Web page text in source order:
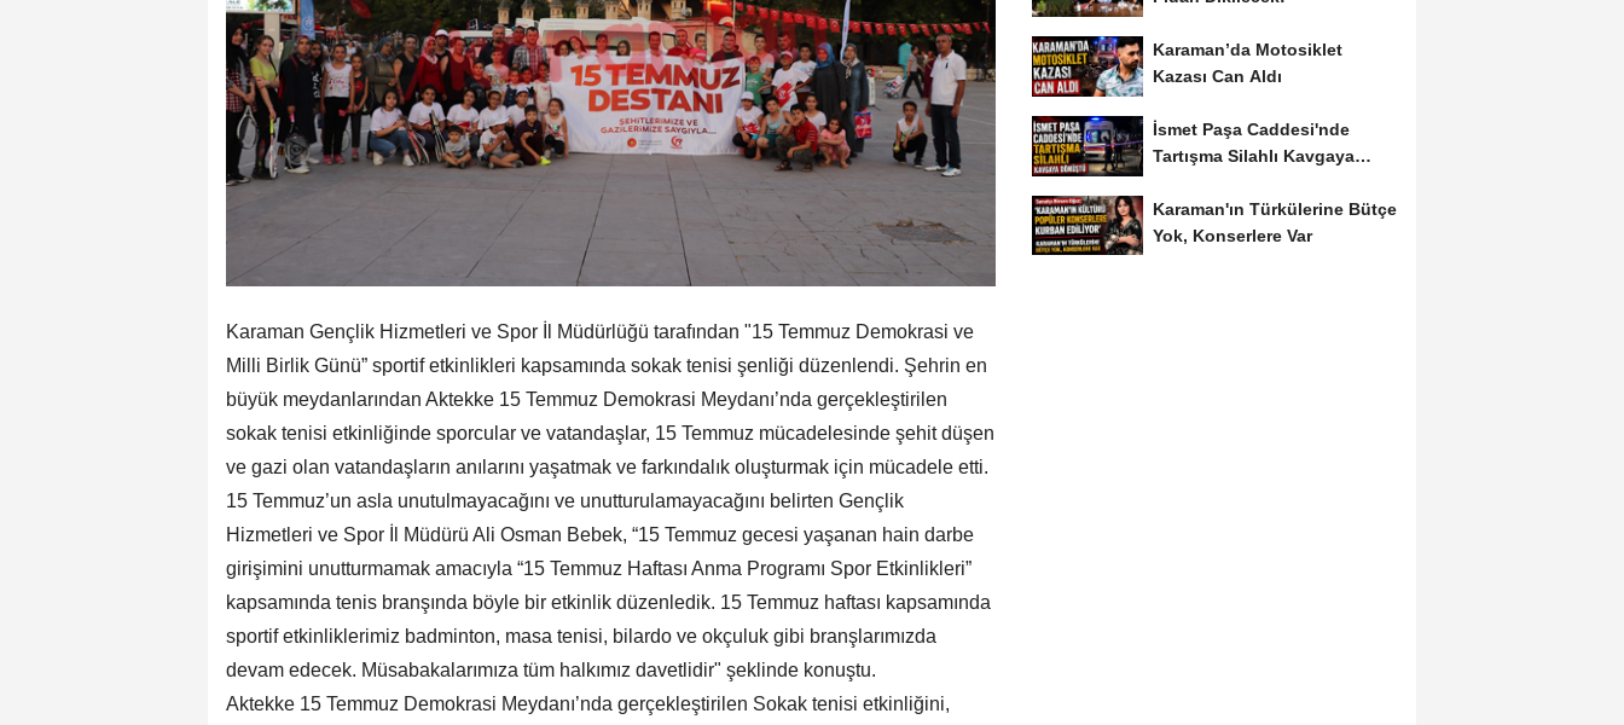
Karaman Gençlik Hizmetleri ve Spor İl Müdürlüğü tarafından "15 Temmuz Demokrasi ve
Milli Birlik Günü” sportif etkinlikleri kapsamında sokak tenisi şenliği düzenlendi. Şehrin en
büyük meydanlarından Aktekke 15 Temmuz Demokrasi Meydanı’nda gerçekleştirilen
sokak tenisi etkinliğinde sporcular ve vatandaşlar, 15 Temmuz mücadelesinde şehit düşen
ve gazi olan vatandaşların anılarını yaşatmak ve farkındalık oluşturmak için mücadele etti.
15 Temmuz’un asla unutulmayacağını ve unutturulamayacağını belirten Gençlik
Hizmetleri ve Spor İl Müdürü Ali Osman Bebek, “15 Temmuz gecesi yaşanan hain darbe
girişimini unutturmamak amacıyla “15 Temmuz Haftası Anma Programı Spor Etkinlikleri”
kapsamında tenis branşında böyle bir etkinlik düzenledik. 15 Temmuz haftası kapsamında
sportif etkinliklerimiz badminton, masa tenisi, bilardo ve okçuluk gibi branşlarımızda
devam edecek. Müsabakalarımıza tüm halkımız davetlidir" şeklinde konuştu.
Aktekke 15 Temmuz Demokrasi Meydanı’nda gerçekleştirilen Sokak tenisi etkinliğini,
Karaman’da Motosiklet
Kazası Can Aldı
İsmet Paşa Caddesi'nde
Tartışma Silahlı Kavgaya
Karaman'ın Türkülerine Bütçe
Yok, Konserlere Var